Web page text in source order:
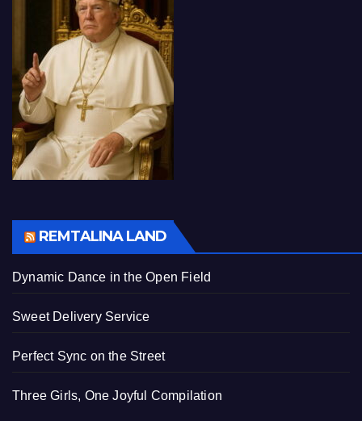
REMTALINA LAND
Dynamic Dance in the Open Field
Sweet Delivery Service
Perfect Sync on the Street
Three Girls, One Joyful Compilation